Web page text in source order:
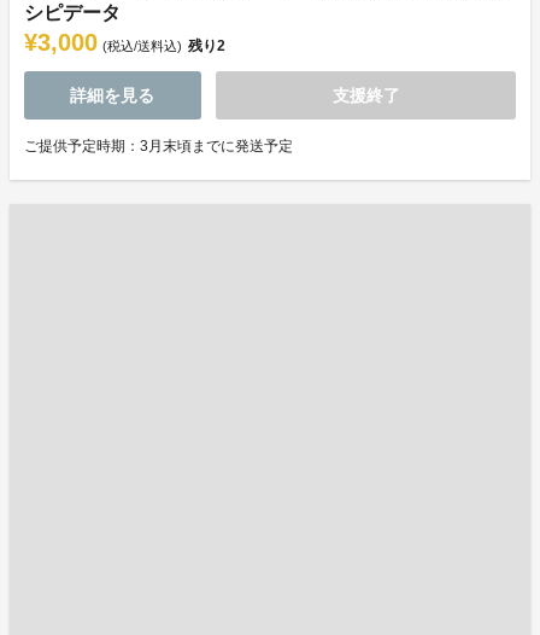
シピデータ
¥3,000 (税込/送料込) 残り2
詳細を見る 支援終了
ご提供予定時期：3月末頃までに発送予定